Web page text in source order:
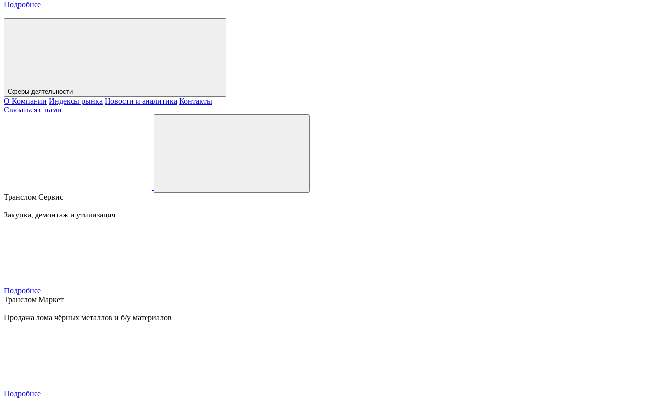
Подробнее
Сферы деятельности
О Компании Индексы рынка Новости и аналитика Контакты
Связаться с нами
Транслом Сервис
Закупка, демонтаж и утилизация
Подробнее
Транслом Маркет
Продажа лома чёрных металлов и б/у материалов
Подробнее